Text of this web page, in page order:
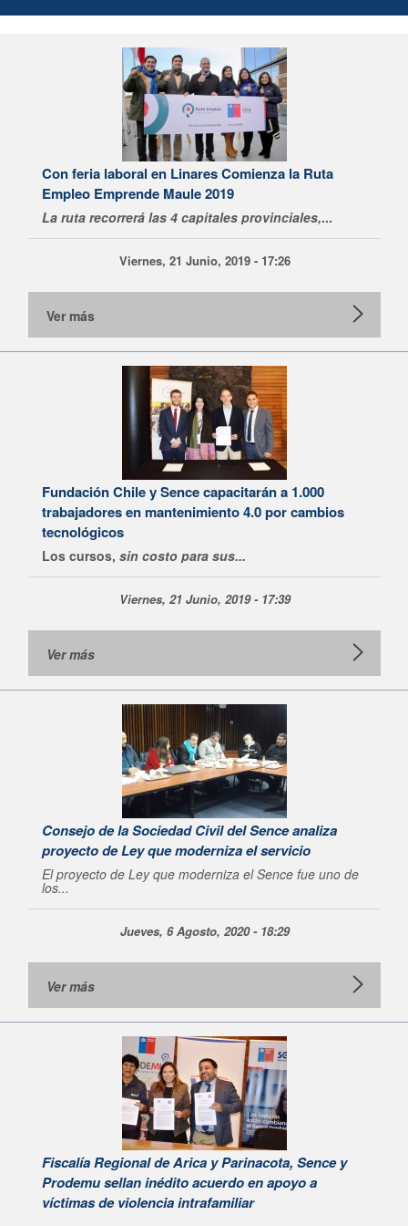
Con feria laboral en Linares Comienza la Ruta
Empleo Emprende Maule 2019
La ruta recorrerá las 4 capitales provinciales,...
Viernes, 21 Junio, 2019 - 17:26
Ver más
Fundación Chile y Sence capacitarán a 1.000
trabajadores en mantenimiento 4.0 por cambios
tecnológicos
Los cursos, sin costo para sus...
Viernes, 21 Junio, 2019 - 17:39
Ver más
Consejo de la Sociedad Civil del Sence analiza
proyecto de Ley que moderniza el servicio
El proyecto de Ley que moderniza el Sence fue uno de
los...
Jueves, 6 Agosto, 2020 - 18:29
Ver más
Fiscalía Regional de Arica y Parinacota, Sence y
Prodemu sellan inédito acuerdo en apoyo a
víctimas de violencia intrafamiliar